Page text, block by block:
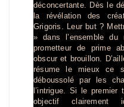
déconcertante. Dès le
la révélation des
Grigoris. Leur but ?
» dans l’ensemble
prometteur de prime
obscur et brouillon.
résume le mieux ce
déboussolé par les
l’intrigue. Si le
objectif clairement